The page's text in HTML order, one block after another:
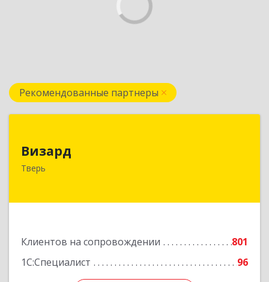
Рекомендованные партнеры
Визард
Тверь
Клиентов на сопровождении
801
1С:Специалист
96
170006, Тверская обл, Тверь г, Учительская ул,
Подробнее